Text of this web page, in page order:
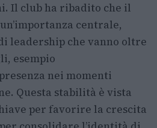
Il club ha ribadito che il
centrale,
leadership che vanno oltre
esempio
nei momenti
Questa stabilità è vista
per favorire la crescita